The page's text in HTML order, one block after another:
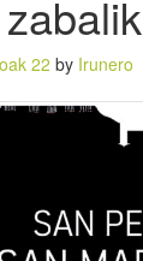
22 by Irunero